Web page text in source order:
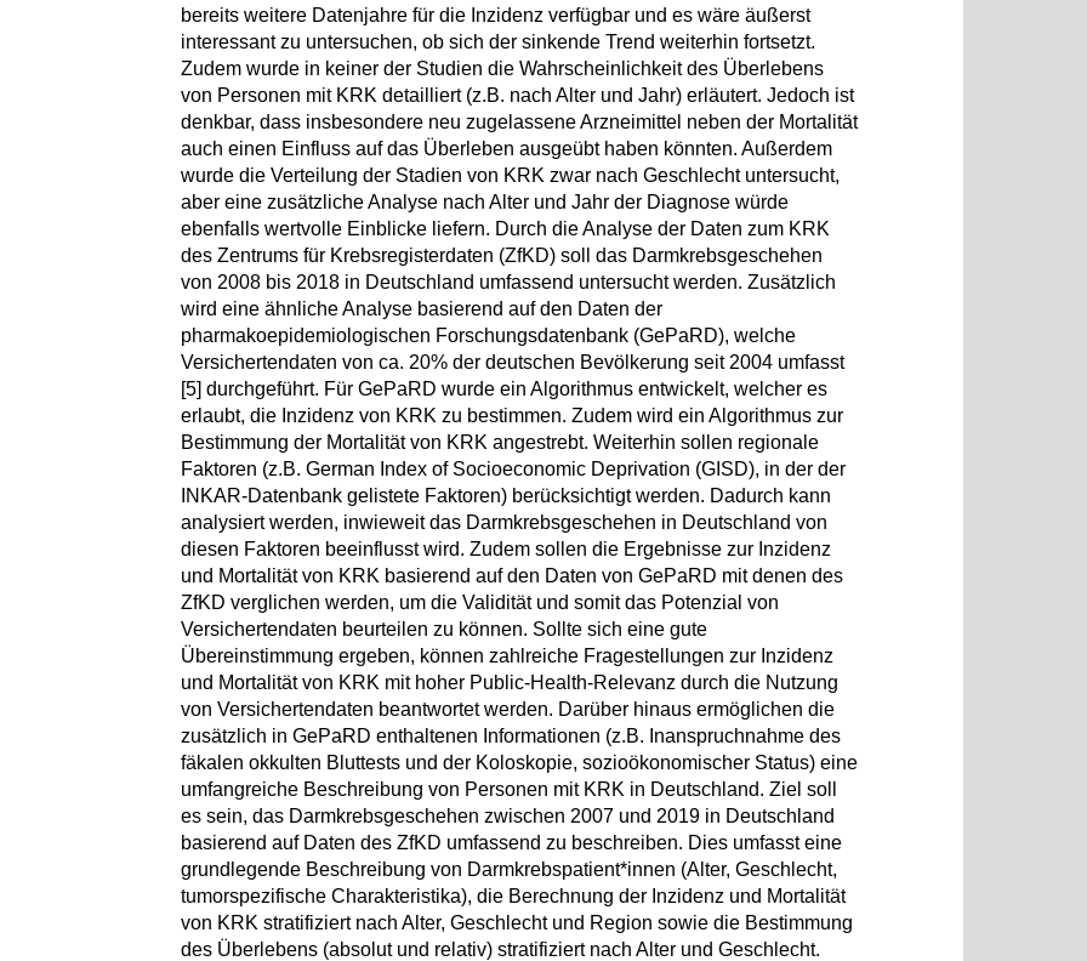
bereits weitere Datenjahre für die Inzidenz verfügbar und es wäre äußerst
interessant zu untersuchen, ob sich der sinkende Trend weiterhin fortsetzt.
Zudem wurde in keiner der Studien die Wahrscheinlichkeit des Überlebens
von Personen mit KRK detailliert (z.B. nach Alter und Jahr) erläutert. Jedoch ist
denkbar, dass insbesondere neu zugelassene Arzneimittel neben der Mortalität
auch einen Einfluss auf das Überleben ausgeübt haben könnten. Außerdem
wurde die Verteilung der Stadien von KRK zwar nach Geschlecht untersucht,
aber eine zusätzliche Analyse nach Alter und Jahr der Diagnose würde
ebenfalls wertvolle Einblicke liefern. Durch die Analyse der Daten zum KRK
des Zentrums für Krebsregisterdaten (ZfKD) soll das Darmkrebsgeschehen
von 2008 bis 2018 in Deutschland umfassend untersucht werden. Zusätzlich
wird eine ähnliche Analyse basierend auf den Daten der
pharmakoepidemiologischen Forschungsdatenbank (GePaRD), welche
Versichertendaten von ca. 20% der deutschen Bevölkerung seit 2004 umfasst
[5] durchgeführt. Für GePaRD wurde ein Algorithmus entwickelt, welcher es
erlaubt, die Inzidenz von KRK zu bestimmen. Zudem wird ein Algorithmus zur
Bestimmung der Mortalität von KRK angestrebt. Weiterhin sollen regionale
Faktoren (z.B. German Index of Socioeconomic Deprivation (GISD), in der der
INKAR-Datenbank gelistete Faktoren) berücksichtigt werden. Dadurch kann
analysiert werden, inwieweit das Darmkrebsgeschehen in Deutschland von
diesen Faktoren beeinflusst wird. Zudem sollen die Ergebnisse zur Inzidenz
und Mortalität von KRK basierend auf den Daten von GePaRD mit denen des
ZfKD verglichen werden, um die Validität und somit das Potenzial von
Versichertendaten beurteilen zu können. Sollte sich eine gute
Übereinstimmung ergeben, können zahlreiche Fragestellungen zur Inzidenz
und Mortalität von KRK mit hoher Public-Health-Relevanz durch die Nutzung
von Versichertendaten beantwortet werden. Darüber hinaus ermöglichen die
zusätzlich in GePaRD enthaltenen Informationen (z.B. Inanspruchnahme des
fäkalen okkulten Bluttests und der Koloskopie, sozioökonomischer Status) eine
umfangreiche Beschreibung von Personen mit KRK in Deutschland. Ziel soll
es sein, das Darmkrebsgeschehen zwischen 2007 und 2019 in Deutschland
basierend auf Daten des ZfKD umfassend zu beschreiben. Dies umfasst eine
grundlegende Beschreibung von Darmkrebspatient*innen (Alter, Geschlecht,
tumorspezifische Charakteristika), die Berechnung der Inzidenz und Mortalität
von KRK stratifiziert nach Alter, Geschlecht und Region sowie die Bestimmung
des Überlebens (absolut und relativ) stratifiziert nach Alter und Geschlecht.